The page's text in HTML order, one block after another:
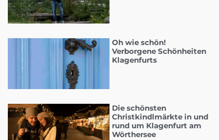
Oh wie schön!
Verborgene Schönheiten
Klagenfurts
Die schönsten
Christkindlmärkte in und
rund um Klagenfurt am
Wörthersee